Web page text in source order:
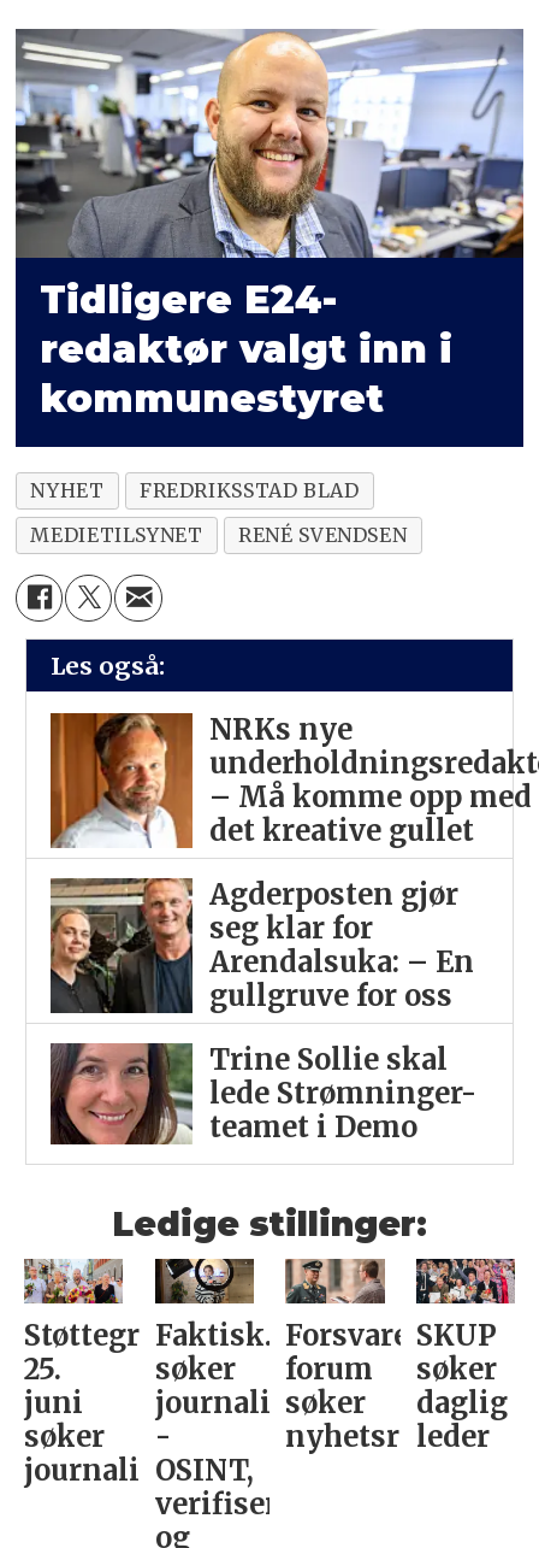
Tidligere E24-
redaktør valgt inn i
kommunestyret
NYHET
FREDRIKSSTAD BLAD
MEDIETILSYNET
RENÉ SVENDSEN
Les også:
NRKs nye
– Må komme opp med
det kreative gullet
Agderposten gjør
seg klar for
Arendalsuka: – En
gullgruve for oss
Trine Sollie skal
lede Strømninger-
teamet i Demo
Ledige stillinger:
podkast-
Faktisk.no
søker
journalist
OSINT,
verifisering
Forsvarets
forum
søker
nyhetsredaktør
SKUP
søker
daglig
leder­